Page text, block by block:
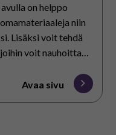
on helppo
niin
Lisäksi voit tehdä
voit nauhoittaa
voi käyttää
Avaa sivu